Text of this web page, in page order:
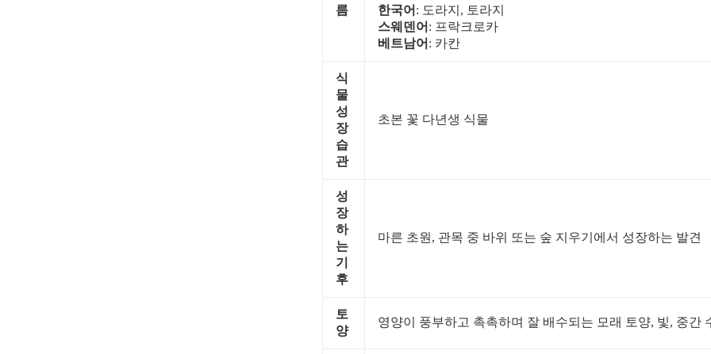
름
한국어 : 도라지, 토라지
스웨덴어 : 프락크로카
베트남어 : 카칸
식
물
성
장
습
관
초본 꽃 다년생 식물
성
장
하
는
기
후
마른 초원, 관목 중 바위 또는 숲 지우기에서 성장하는 발견
토
양
영양이 풍부하고 촉촉하며 잘 배수되는 모래 토양, 빛, 중